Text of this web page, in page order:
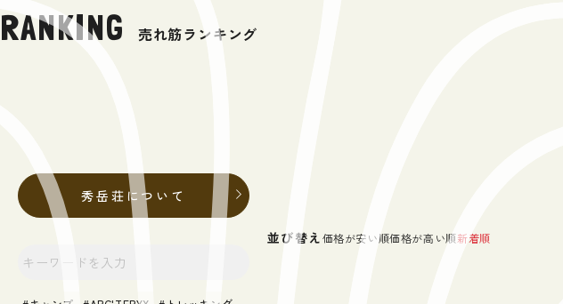
RANKING 売れ筋ランキング
秀岳荘について
並び替え価格が安い順価格が高い順新着順